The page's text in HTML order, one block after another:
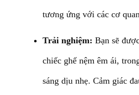
tương ứng với các cơ
Trải nghiệm: Bạn sẽ
chiếc ghế nệm êm ái,
sáng dịu nhẹ. Cảm giác